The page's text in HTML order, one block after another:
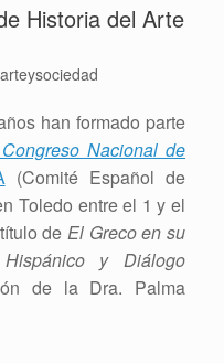
Historia del Arte
arteysociedad
han formado parte
Nacional de
(Comité Español de
Toledo entre el 1 y el
de El Greco en su
y Diálogo
de la Dra. Palma